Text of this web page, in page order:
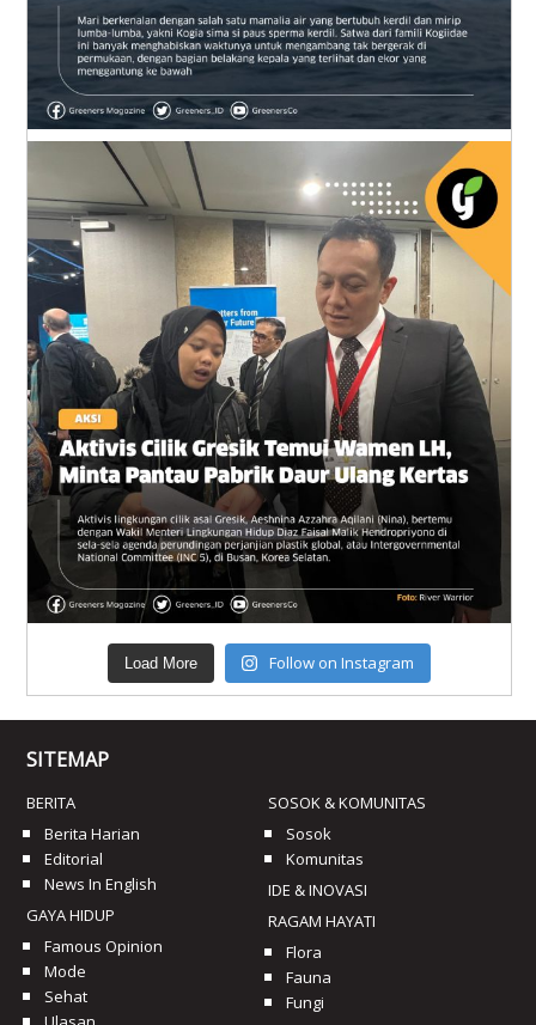
Load More Follow on Instagram
SITEMAP
BERITA
Berita Harian
Editorial
News In English
GAYA HIDUP
Famous Opinion
Mode
Sehat
SOSOK & KOMUNITAS
Sosok
Komunitas
IDE & INOVASI
RAGAM HAYATI
Flora
Fauna
Fungi